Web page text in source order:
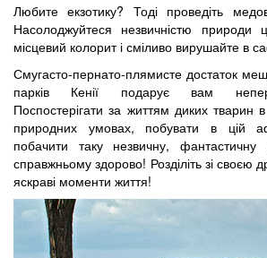
Любите екзотику? Тоді проведіть
Насолоджуйтеся незвичністю природи
місцевий колорит і сміливо вирушайте в
Смугасто-пернато-плямисте достаток
парків Кенії подарує вам
Поспостерігати за життям диких тварин
природних умовах, побувати в цій
побачити таку незвичну,
справжньому здорово! Розділіть зі своєю
яскраві моменти життя!